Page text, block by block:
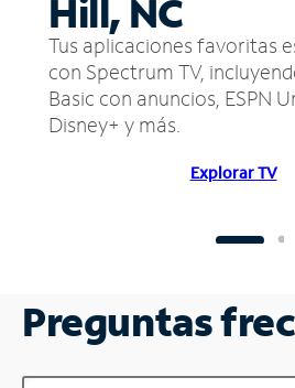
Hill, NC
Tus aplicaciones favoritas
con Spectrum TV,
Basic con anuncios, ESPN
Disney+ y más.
Explorar TV
Preguntas